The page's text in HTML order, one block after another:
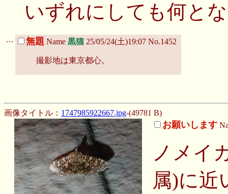
いずれにしても何と
… 無題 Name 黒猫25/05/24(土)19:07 No.1452
撮影地は東京都心。
画像タイトル： 1747985922667.jpg-(49781 B)
お願いします
ノメイ
属)に近